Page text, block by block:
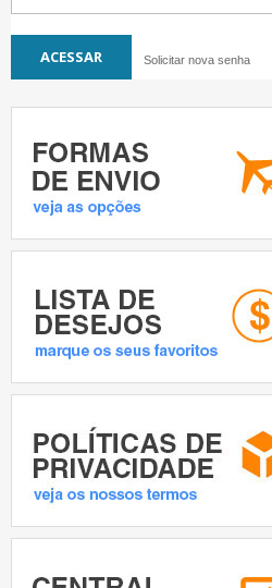
Solicitar nova senha